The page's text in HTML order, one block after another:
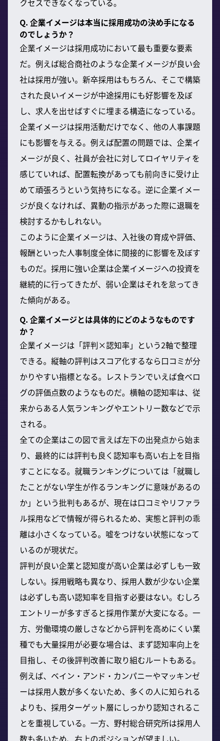
Q. 企業イメージは本当に採用成功の決め手になる
のでしょうか？
企業イメージは採用成功において最も重要な要素
だ。例えば総合商社のような企業イメージが良い会
社は採用が強い。新卒採用はもちろん、そこで構築
された良いイメージが中途採用にも好影響を及ぼ
し、求人を出せばすぐに埋まる構造になっている。
企業イメージは採用活動だけでなく、他の人事課題
にも影響を与える。例えば配置の問題では、企業イ
メージが良く、社員が会社に対してロイヤリティを
感じていれば、配置転換があっても前向きに受け止
めて頑張ろうという気持ちになる。逆に企業イメー
ジが良くなければ、異動の指示があった際に退職を
検討するかもしれない。
このように企業イメージは、入社後の育成や評価、
報酬といった人事制度全体に間接的に影響を及ぼす
ものだ。採用に強い企業は企業イメージへの投資を
継続的に行ってきたが、弱い企業はそれを怠ってき
た傾向がある。
Q. 企業イメージとは具体的にどのようなものです
か？
企業イメージは「評判×認知率」という2軸で整理
できる。縦軸の評判はスコア化するなら口コミが分
かりやすい指標となる。レストランでいえば食べロ
グの評価点数のようなものだ。横軸の認知率は、従
来からある人気ランキングやエントリー数などで示
される。
全ての企業はこの図で言えば左下の出発点から始ま
り、最終的には評判も良く認知率も高い右上を目指
すことになる。就職ランキングについては「就職し
たことがない学生が作るランキングに意味があるの
か」という批判もあるが、現在は口コミやリファラ
ル採用などで情報が得られるため、実態と評判の乖
離は小さくなっている。嘘をつけない状態になって
いるのが現状だ。
評判が良い企業と認知度が高い企業は必ずしも一致
しない。採用戦略も異なり、採用人数が少ない企業
は必ずしも高い認知率を目指す必要はない。むしろ
エントリーが多すぎると採用作業が大変になる。一
方、労働環境の厳しさなどから評判を高めにくい業
種でも大量採用が必要な場合は、まず認知率向上を
目指し、その後評判改善に取り組むルートもある。
例えば、ベイン・アンド・カンパニーやマッキンゼ
ーは採用人数が多くないため、多くの人に知られる
よりも、採用ターゲット層にしっかり認知されるこ
とを重視している。一方、野村総合研究所は採用人
数も多いため、右上のポジションが望ましい。